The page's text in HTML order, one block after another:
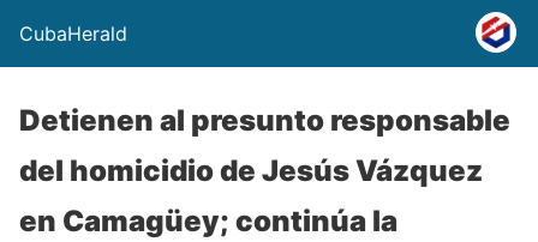
CubaHerald
Detienen al presunto responsable
del homicidio de Jesús Vázquez
en Camagüey; continúa la